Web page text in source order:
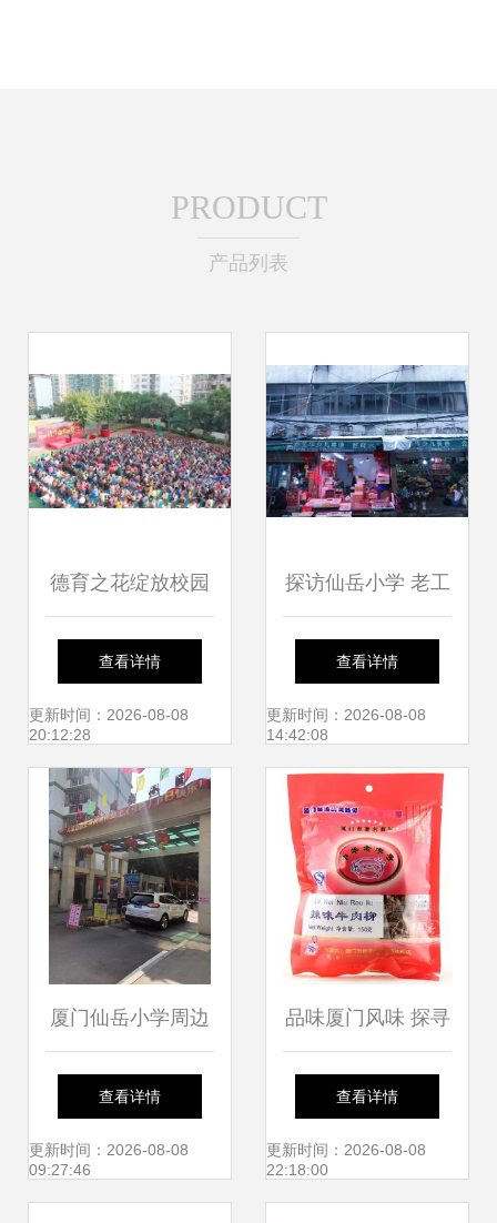
PRODUCT
产品列表
德育之花绽放校园
——厦门仙岳小学
德育教育主题演讲
侧记
查看详情
更新时间：2026-08-08
20:12:28
探访仙岳小学 老工
厂里，装满了另一
种厦门
查看详情
更新时间：2026-08-08
14:42:08
厦门仙岳小学周边
小区管控升级，租
户与外来人员暂禁
查看详情
更新时间：2026-08-08
09:27:46
品味厦门风味 探寻
黄胜记辣味牛肉柳
的魅力
查看详情
更新时间：2026-08-08
22:18:00